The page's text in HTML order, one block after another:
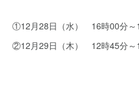
①12月28日（水） 16時00分
②12月29日（木） 12時45分